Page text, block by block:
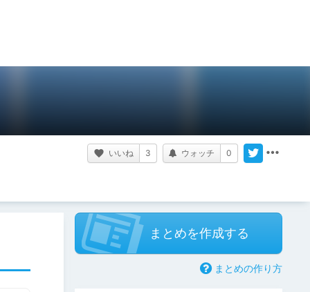
いいね 3 ウォッチ 0
まとめを作成する
まとめの作り方